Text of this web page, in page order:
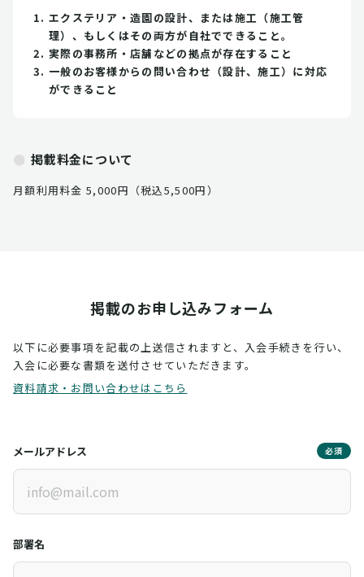
エクステリア・造園の設計、または施工（施工管
理）、もしくはその両方が自社でできること。
実際の事務所・店舗などの拠点が存在すること
一般のお客様からの問い合わせ（設計、施工）に対応
ができること
掲載料金について
月額利用料金 5,000円（税込5,500円）
掲載のお申し込みフォーム
以下に必要事項を記載の上送信されますと、入会手続きを行い、
入会に必要な書類を送付させていただきます。
資料請求・お問い合わせはこちら
メールアドレス 必須
部署名